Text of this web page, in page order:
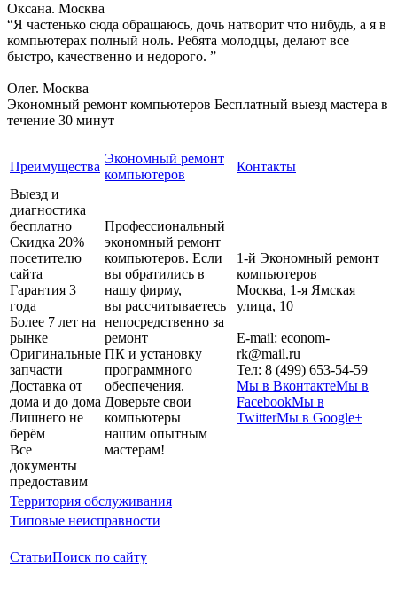
Оксана. Москва
“Я частенько сюда обращаюсь, дочь натворит что нибудь, а я в
компьютерах полный ноль. Ребята молодцы, делают все
быстро, качественно и недорого. ”
Олег. Москва
Экономный ремонт компьютеров Бесплатный выезд мастера в
течение 30 минут
Преимущества
Экономный ремонт
компьютеров
Контакты
Выезд и
диагностика
бесплатно
Скидка 20%
посетителю
сайта
Гарантия 3
года
Более 7 лет на
рынке
Оригинальные
запчасти
Доставка от
дома и до дома
Лишнего не
берём
Все
документы
предоставим
Профессиональный
экономный ремонт
компьютеров. Если
вы обратились в
нашу фирму,
вы рассчитываетесь
непосредственно за
ремонт
ПК и установку
программного
обеспечения.
Доверьте свои
компьютеры
нашим опытным
мастерам!
1-й Экономный ремонт
компьютеров
Москва, 1-я Ямская
улица, 10
E-mail: econom-
rk@mail.ru
Тел: 8 (499) 653-54-59
Мы в ВконтактеМы в
FacebookМы в
TwitterМы в Google+
Территория обслуживания
Типовые неисправности
СтатьиПоиск по сайту